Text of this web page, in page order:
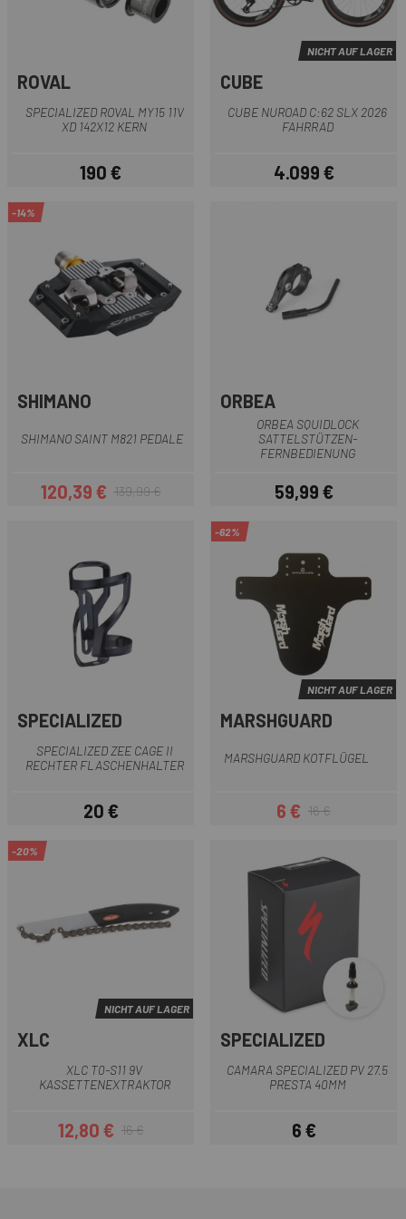
ROVAL
SPECIALIZED ROVAL MY15 11V
XD 142X12 KERN
Preis
190 €
NICHT AUF LAGER
CUBE
CUBE NUROAD C:62 SLX 2026
FAHRRAD
Preis
4.099 €
-14%
SHIMANO
SHIMANO SAINT M821 PEDALE
Preis
120,39 €Regulärer Preis
139,99 €
ORBEA
ORBEA SQUIDLOCK
SATTELSTÜTZEN-
FERNBEDIENUNG
Preis
59,99 €
SPECIALIZED
SPECIALIZED ZEE CAGE II
RECHTER FLASCHENHALTER
Preis
20 €
-62%
NICHT AUF LAGER
MARSHGUARD
MARSHGUARD KOTFLÜGEL
Preis
6 € Regulärer Preis
16 €
-20%
NICHT AUF LAGER
XLC
XLC T0-S11 9V
KASSETTENEXTRAKTOR
Preis
12,80 €Regulärer Preis
16 €
SPECIALIZED
CAMARA SPECIALIZED PV 27.5
PRESTA 40MM
Preis
6 €